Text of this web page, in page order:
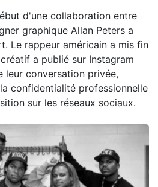
d'une collaboration entre
graphique Allan Peters a
Le rappeur américain a mis fin
a publié sur Instagram
leur conversation privée,
confidentialité professionnelle
sur les réseaux sociaux.